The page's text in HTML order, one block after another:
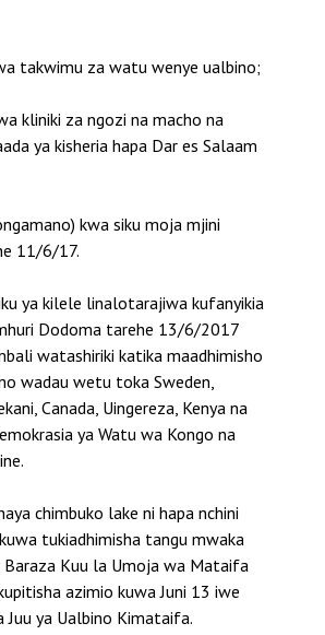
takwimu za watu wenye ualbino;
kliniki za ngozi na macho na
ya kisheria hapa Dar es Salaam
kwa siku moja mjini
11/6/17.
ya kilele linalotarajiwa kufanyikia
Dodoma tarehe 13/6/2017
watashiriki katika maadhimisho
wadau wetu toka Sweden,
Canada, Uingereza, Kenya na
ya Watu wa Kongo na
chimbuko lake ni hapa nchini
tukiadhimisha tangu mwaka
Kuu la Umoja wa Mataifa
azimio kuwa Juni 13 iwe
Juu ya Ualbino Kimataifa.